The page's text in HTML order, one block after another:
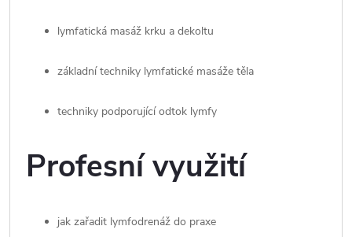
lymfatická masáž krku a dekoltu
základní techniky lymfatické masáže těla
techniky podporující odtok lymfy
Profesní využití
jak zařadit lymfodrenáž do praxe